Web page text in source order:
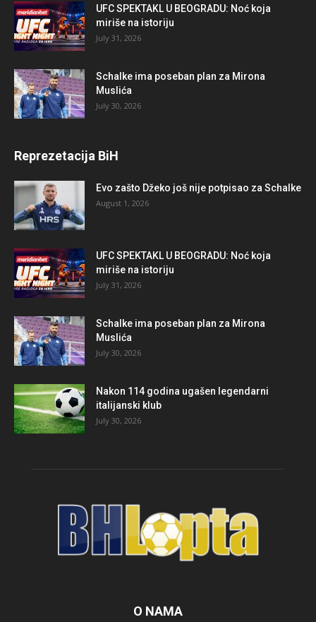
UFC SPEKTAKL U BEOGRADU: Noć koja
miriše na istoriju
July 31, 2026
Schalke ima poseban plan za Mirona
Muslića
July 30, 2026
Reprezetacija BiH
Evo zašto Džeko još nije potpisao za Schalke
August 1, 2026
UFC SPEKTAKL U BEOGRADU: Noć koja
miriše na istoriju
July 31, 2026
Schalke ima poseban plan za Mirona
Muslića
July 30, 2026
Nakon 114 godina ugašen legendarni
italijanski klub
July 30, 2026
O NAMA